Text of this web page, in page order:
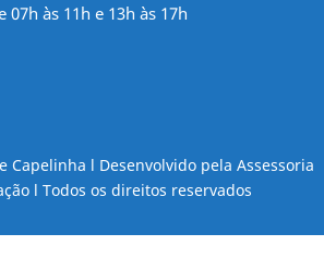
07h às 11h e 13h às 17h
Capelinha l Desenvolvido pela Assessoria
l Todos os direitos reservados